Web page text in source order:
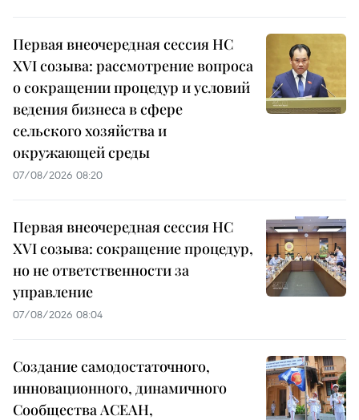
Первая внеочередная сессия НС
XVI созыва: рассмотрение вопроса
о сокращении процедур и условий
ведения бизнеса в сфере
сельского хозяйства и
окружающей среды
07/08/2026 08:20
Первая внеочередная сессия НС
XVI созыва: сокращение процедур,
но не ответственности за
управление
07/08/2026 08:04
Создание самодостаточного,
инновационного, динамичного
Сообщества АСЕАН,